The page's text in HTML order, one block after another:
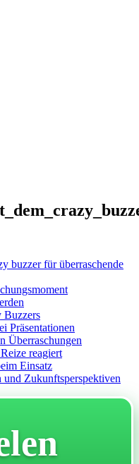
buzzer für überraschende
Buzzers
Präsentationen
Überraschungen
reagiert
Einsatz
Zukunftsperspektiven